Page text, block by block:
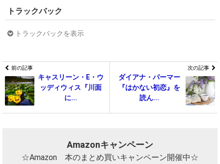
トラックバック
トラックバックを表示
前の記事
キャスリーン・E・ウ
ッディウィス『川面
に...
次の記事
ダイアナ・パーマー
『はかない初恋』を
読ん...
Amazonキャンペーン
☆Amazon 本のまとめ買いキャンペーン開催中☆